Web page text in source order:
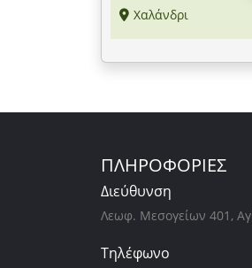
Χαλάνδρι
ΠΛΗΡΟΦΟΡΙΕΣ
Διεύθυνση
Λεωφ. Μεσογείων 401,
Τηλέφωνο